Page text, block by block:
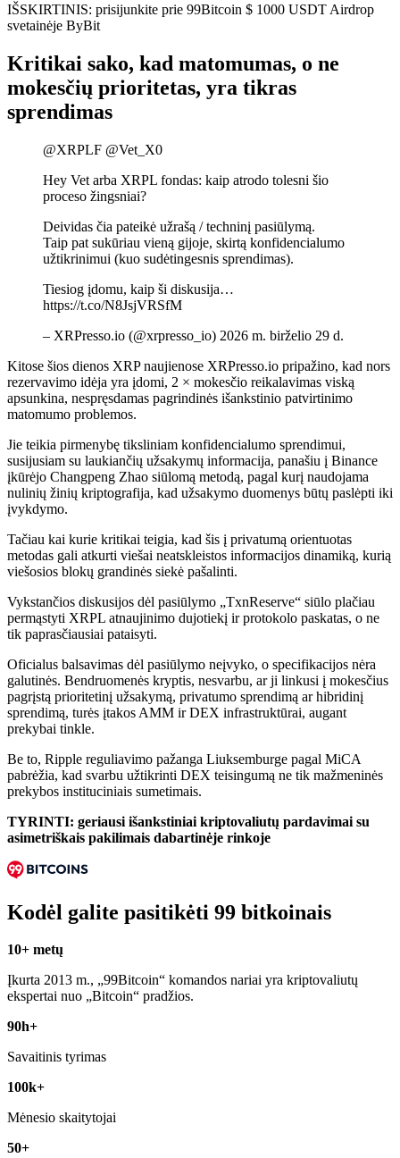
IŠSKIRTINIS: prisijunkite prie 99Bitcoin $ 1000 USDT Airdrop
svetainėje ByBit
Kritikai sako, kad matomumas, o ne
mokesčių prioritetas, yra tikras
sprendimas
@XRPLF @Vet_X0
Hey Vet arba XRPL fondas: kaip atrodo tolesni šio
proceso žingsniai?
Deividas čia pateikė užrašą / techninį pasiūlymą.
Taip pat sukūriau vieną gijoje, skirtą konfidencialumo
užtikrinimui (kuo sudėtingesnis sprendimas).
Tiesiog įdomu, kaip ši diskusija…
https://t.co/N8JsjVRSfM
– XRPresso.io (@xrpresso_io) 2026 m. birželio 29 d.
Kitose šios dienos XRP naujienose XRPresso.io pripažino, kad nors
rezervavimo idėja yra įdomi, 2 × mokesčio reikalavimas viską
apsunkina, nespręsdamas pagrindinės išankstinio patvirtinimo
matomumo problemos.
Jie teikia pirmenybę tiksliniam konfidencialumo sprendimui,
susijusiam su laukiančių užsakymų informacija, panašiu į Binance
įkūrėjo Changpeng Zhao siūlomą metodą, pagal kurį naudojama
nulinių žinių kriptografija, kad užsakymo duomenys būtų paslėpti iki
įvykdymo.
Tačiau kai kurie kritikai teigia, kad šis į privatumą orientuotas
metodas gali atkurti viešai neatskleistos informacijos dinamiką, kurią
viešosios blokų grandinės siekė pašalinti.
Vykstančios diskusijos dėl pasiūlymo „TxnReserve“ siūlo plačiau
permąstyti XRPL atnaujinimo dujotiekį ir protokolo paskatas, o ne
tik paprasčiausiai pataisyti.
Oficialus balsavimas dėl pasiūlymo neįvyko, o specifikacijos nėra
galutinės. Bendruomenės kryptis, nesvarbu, ar ji linkusi į mokesčius
pagrįstą prioritetinį užsakymą, privatumo sprendimą ar hibridinį
sprendimą, turės įtakos AMM ir DEX infrastruktūrai, augant
prekybai tinkle.
Be to, Ripple reguliavimo pažanga Liuksemburge pagal MiCA
pabrėžia, kad svarbu užtikrinti DEX teisingumą ne tik mažmeninės
prekybos instituciniais sumetimais.
TYRINTI: geriausi išankstiniai kriptovaliutų pardavimai su
asimetriškais pakilimais dabartinėje rinkoje
Kodėl galite pasitikėti 99 bitkoinais
10+ metų
Įkurta 2013 m., „99Bitcoin“ komandos nariai yra kriptovaliutų
ekspertai nuo „Bitcoin“ pradžios.
90h+
Savaitinis tyrimas
100k+
Mėnesio skaitytojai
50+